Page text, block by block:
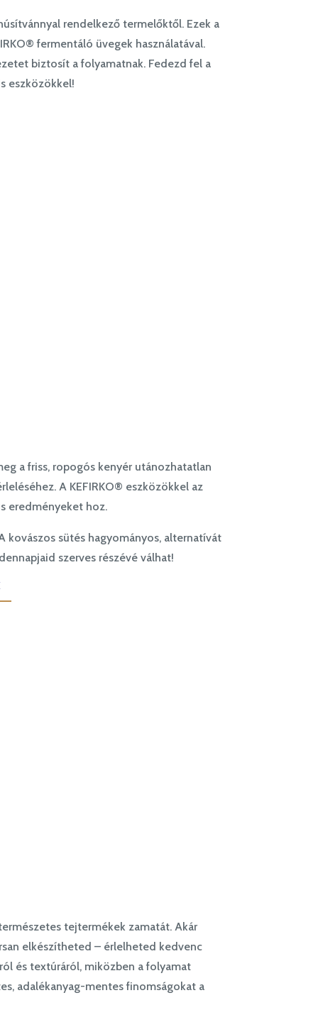
rendelkező termelőktől. Ezek a
fermentáló üvegek használatával.
biztosít a folyamatnak. Fedezd fel a
eszközökkel!
a friss, ropogós kenyér utánozhatatlan
A KEFIRKO® eszközökkel az
eredményeket hoz.
kovászos sütés hagyományos, alternatívát
szerves részévé válhat!
tejtermékek zamatát. Akár
elkészítheted – érlelheted kedvenc
és textúráról, miközben a folyamat
adalékanyag-mentes finomságokat a